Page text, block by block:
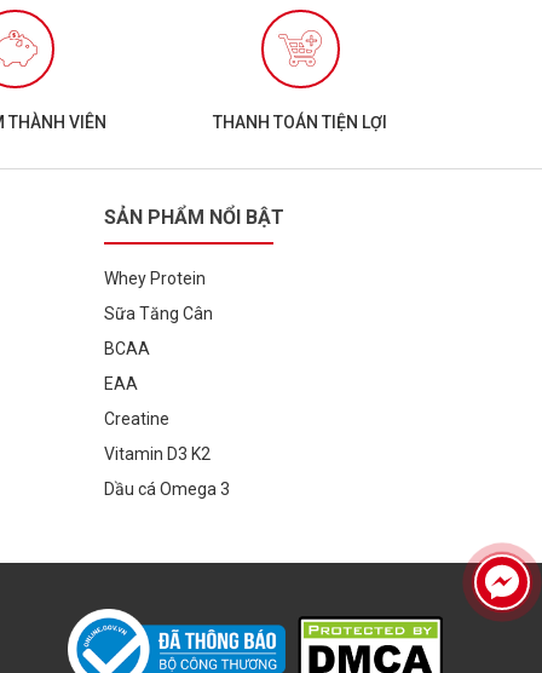
THÀNH VIÊN THANH TOÁN TIỆN LỢI
SẢN PHẨM NỔI BẬT
Whey Protein
Sữa Tăng Cân
BCAA
EAA
Creatine
Vitamin D3 K2
Dầu cá Omega 3